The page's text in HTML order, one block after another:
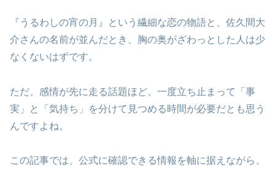
『うるわしの宵の月』という繊細な恋の物語と、佐久間大
介さんの名前が並んだとき、胸の奥がざわっとした人は少
なくないはずです。
ただ、感情が先に走る話題ほど、一度立ち止まって「事
実」と「気持ち」を分けて見つめる時間が必要だとも思う
んですよね。
この記事では、公式に確認できる情報を軸に据えながら、